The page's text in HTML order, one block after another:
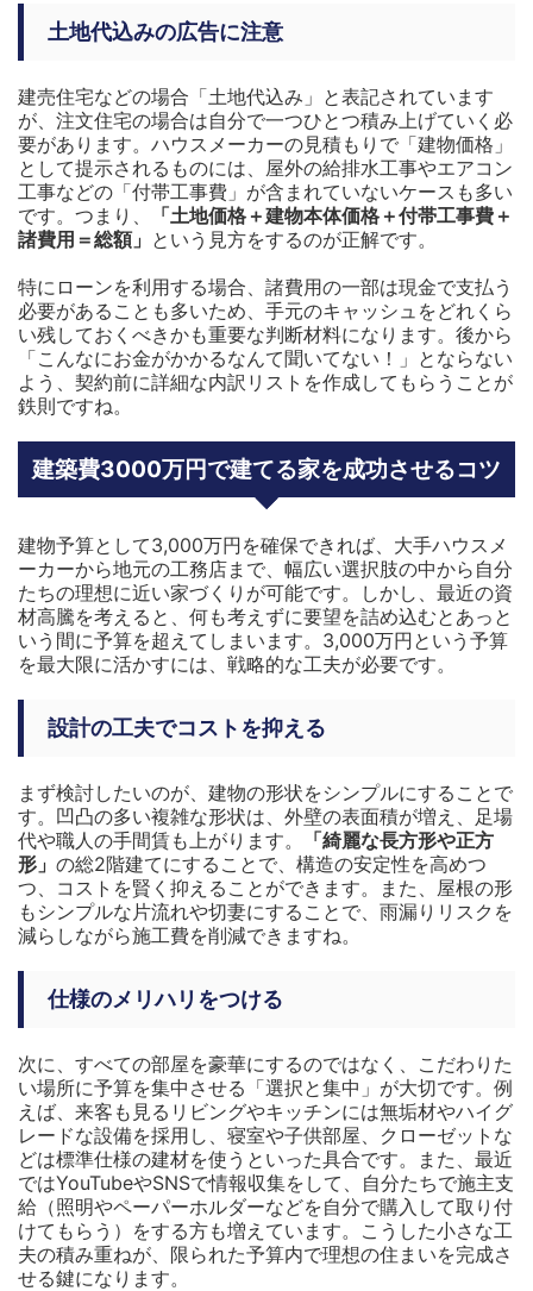
土地代込みの広告に注意
建売住宅などの場合「土地代込み」と表記されています
が、注文住宅の場合は自分で一つひとつ積み上げていく必
要があります。ハウスメーカーの見積もりで「建物価格」
として提示されるものには、屋外の給排水工事やエアコン
工事などの「付帯工事費」が含まれていないケースも多い
です。つまり、
「土地価格＋建物本体価格＋付帯工事費＋
諸費用＝総額」 という見方をするのが正解です。
特にローンを利用する場合、諸費用の一部は現金で支払う
必要があることも多いため、手元のキャッシュをどれくら
い残しておくべきかも重要な判断材料になります。後から
「こんなにお金がかかるなんて聞いてない！」とならない
よう、契約前に詳細な内訳リストを作成してもらうことが
鉄則ですね。
建築費3000万円で建てる家を成功させるコツ
建物予算として3,000万円を確保できれば、大手ハウスメ
ーカーから地元の工務店まで、幅広い選択肢の中から自分
たちの理想に近い家づくりが可能です。しかし、最近の資
材高騰を考えると、何も考えずに要望を詰め込むとあっと
いう間に予算を超えてしまいます。3,000万円という予算
を最大限に活かすには、戦略的な工夫が必要です。
設計の工夫でコストを抑える
まず検討したいのが、建物の形状をシンプルにすることで
す。凹凸の多い複雑な形状は、外壁の表面積が増え、足場
代や職人の手間賃も上がります。
「綺麗な長方形や正方
形」 の総2階建てにすることで、構造の安定性を高めつ
つ、コストを賢く抑えることができます。また、屋根の形
もシンプルな片流れや切妻にすることで、雨漏りリスクを
減らしながら施工費を削減できますね。
仕様のメリハリをつける
次に、すべての部屋を豪華にするのではなく、こだわりた
い場所に予算を集中させる「選択と集中」が大切です。例
えば、来客も見るリビングやキッチンには無垢材やハイグ
レードな設備を採用し、寝室や子供部屋、クローゼットな
どは標準仕様の建材を使うといった具合です。また、最近
ではYouTubeやSNSで情報収集をして、自分たちで施主支
給（照明やペーパーホルダーなどを自分で購入して取り付
けてもらう）をする方も増えています。こうした小さな工
夫の積み重ねが、限られた予算内で理想の住まいを完成さ
せる鍵になります。